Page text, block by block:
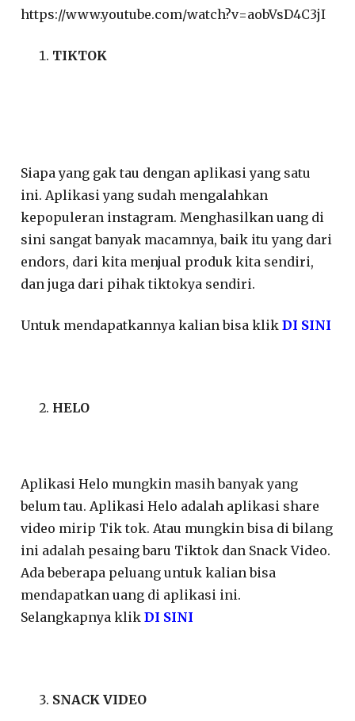
https://www.youtube.com/watch?v=aobVsD4C3jI
TIKTOK
Siapa yang gak tau dengan aplikasi yang satu
ini. Aplikasi yang sudah mengalahkan
kepopuleran instagram. Menghasilkan uang di
sini sangat banyak macamnya, baik itu yang dari
endors, dari kita menjual produk kita sendiri,
dan juga dari pihak tiktokya sendiri.
Untuk mendapatkannya kalian bisa klikDI SINI
HELO
Aplikasi Helo mungkin masih banyak yang
belum tau. Aplikasi Helo adalah aplikasi share
video mirip Tik tok. Atau mungkin bisa di bilang
ini adalah pesaing baru Tiktok dan Snack Video.
Ada beberapa peluang untuk kalian bisa
mendapatkan uang di aplikasi ini.
Selangkapnya klikDI SINI
SNACK VIDEO